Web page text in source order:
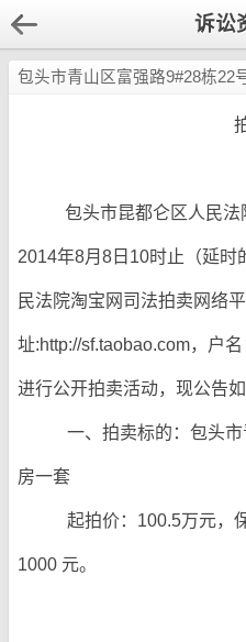
诉讼
包头市青山区富强路9#28栋22
包头市昆都仑区人民
2014年8月8日10时止（延时
民法院淘宝网司法拍卖网络
址:http://sf.taobao.com，户
进行公开拍卖活动，现公告如
一、拍卖标的：包头
房一套
起拍价：100.5万元，
1000 元。